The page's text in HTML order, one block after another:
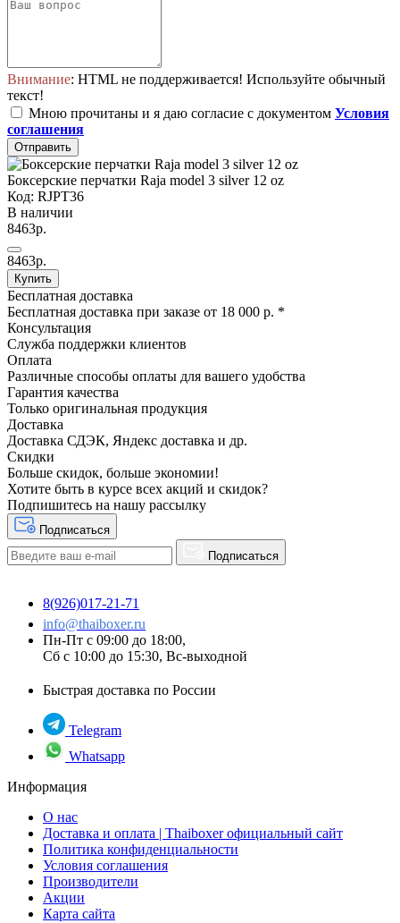
Внимание: HTML не поддерживается! Используйте обычный
текст!
Мною прочитаны и я даю согласие с документом Условия
соглашения
Отправить
Боксерские перчатки Raja model 3 silver 12 oz
Код: RJPT36
В наличии
8463р.
8463р.
Купить
Бесплатная доставка
Бесплатная доставка при заказе от 18 000 р. *
Консультация
Служба поддержки клиентов
Оплата
Различные способы оплаты для вашего удобства
Гарантия качества
Только оригинальная продукция
Доставка
Доставка СДЭК, Яндекс доставка и др.
Скидки
Больше скидок, больше экономии!
Хотите быть в курсе всех акций и скидок?
Подпишитесь на нашу рассылку
Подписаться
Подписаться
8(926)017-21-71
info@thaiboxer.ru
Пн-Пт с 09:00 до 18:00,
Сб с 10:00 до 15:30, Вс-выходной
Быстрая доставка по России
Telegram
Whatsapp
Информация
О нас
Доставка и оплата | Thaiboxer официальный сайт
Политика конфиденциальности
Условия соглашения
Производители
Акции
Карта сайта